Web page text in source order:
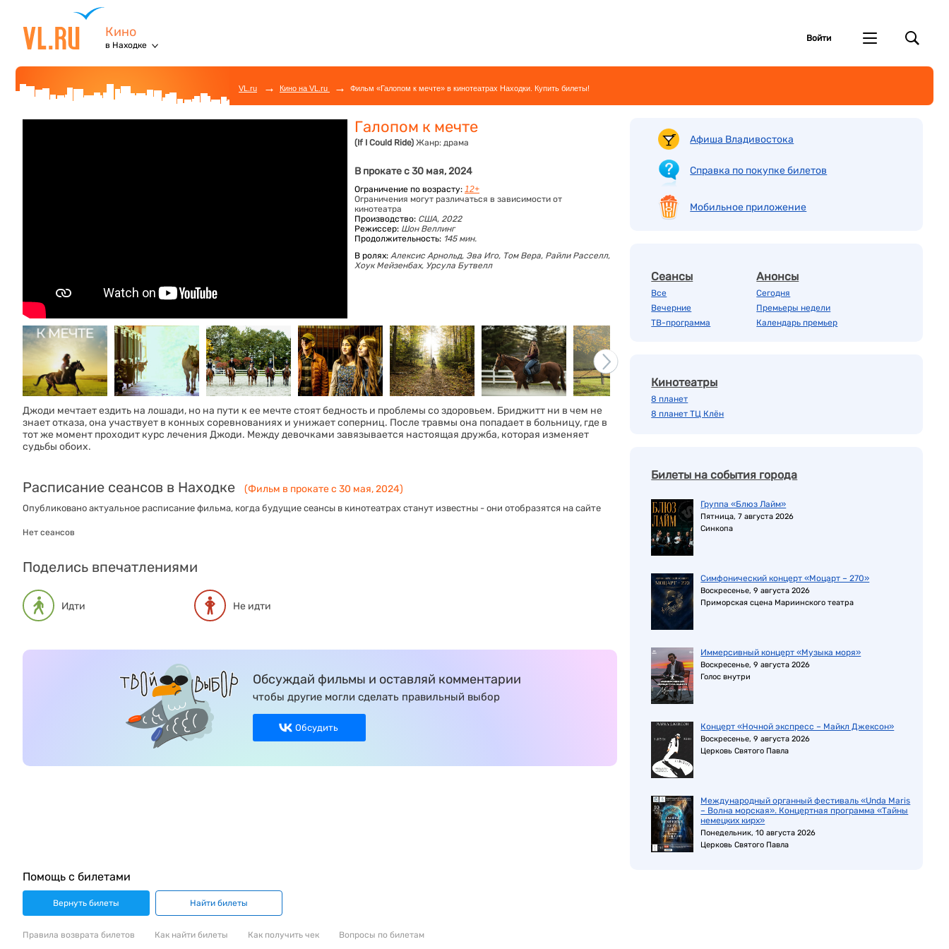
Кино
в Находке
Войти
VL.ru → Кино на VL.ru → Фильм «Галопом к мечте» в кинотеатрах Находки. Купить билеты!
Галопом к мечте
(If I Could Ride) Жанр: драма
В прокате с 30 мая, 2024
Ограничение по возрасту: 12+
Ограничения могут различаться в зависимости от
кинотеатра
Производство: США, 2022
Режиссер: Шон Веллинг
Продолжительность: 145 мин.
В ролях: Алексис Арнольд, Эва Иго, Том Вера, Райли Расселл,
Хоук Мейзенбах, Урсула Бутвелл
Джоди мечтает ездить на лошади, но на пути к ее мечте стоят бедность и проблемы со здоровьем. Бриджитт ни в чем не
знает отказа, она участвует в конных соревнованиях и унижает соперниц. После травмы она попадает в больницу, где в
тот же момент проходит курс лечения Джоди. Между девочками завязывается настоящая дружба, которая изменяет
судьбы обоих.
Расписание сеансов в Находке (Фильм в прокате с 30 мая, 2024)
Опубликовано актуальное расписание фильма, когда будущие сеансы в кинотеатрах станут известны - они отобразятся на сайте
Нет сеансов
Поделись впечатлениями
Идти Не идти
Обсуждай фильмы и оставляй комментарии
чтобы другие могли сделать правильный выбор
Обсудить
Афиша Владивостока
Справка по покупке билетов
Мобильное приложение
Сеансы
Все
Вечерние
ТВ-программа
Анонсы
Сегодня
Премьеры недели
Календарь премьер
Кинотеатры
8 планет
8 планет ТЦ Клён
Билеты на события города
Группа «Блюз Лайм»
Пятница, 7 августа 2026
Синкопа
Симфонический концерт «Моцарт – 270»
Воскресенье, 9 августа 2026
Приморская сцена Мариинского театра
Иммерсивный концерт «Музыка моря»
Воскресенье, 9 августа 2026
Голос внутри
Концерт «Ночной экспресс – Майкл Джексон»
Воскресенье, 9 августа 2026
Церковь Святого Павла
Международный органный фестиваль «Unda Maris
– Волна морская». Концертная программа «Тайны
немецких кирх»
Понедельник, 10 августа 2026
Церковь Святого Павла
Помощь с билетами
Вернуть билеты Найти билеты
Правила возврата билетов Как найти билеты Как получить чек Вопросы по билетам